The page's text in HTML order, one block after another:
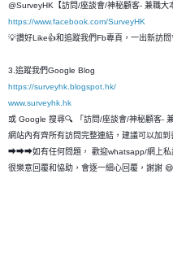
@SurveyHK【訪問/座談會/神秘顧客- 兼職
https://www.facebook.com/SurveyHK
💡讚好Like👍和追蹤我們Fb專頁，一出新訪
3.追蹤我們Google Blog
https://surveyhk.blogspot.hk/
www.surveyhk.hk
或 Google 搜尋🔍 「訪問/座談會/神秘顧客-
網站內有齊所有訪問完整連結，建議可以加到
➡➡➡如有任何問題， 歡迎whatsapp/網上私
很樂意回覆和恊助，會逐一細心回覆，謝謝 😄